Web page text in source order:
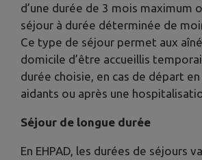
d’une durée de 3 mois maximum
séjour à durée déterminée de
Ce type de séjour permet aux
domicile d’être accueillis
durée choisie, en cas de départ en
aidants ou après une
Séjour de longue durée
En EHPAD, les durées de séjours